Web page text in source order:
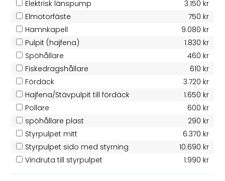
Elektrisk länspump
3.150 kr
Elmotorfäste
750 kr
Hamnkapell
9.080 kr
Pulpit (hajfena)
1.830 kr
Spöhållare
460 kr
Fiskedragshållare
610 kr
Fördäck
3.720 kr
Hajfena/Stävpulpit till fördäck
1.650 kr
Pollare
600 kr
spöhållare plast
290 kr
Styrpulpet mitt
6.370 kr
Styrpulpet sido med styrning
10.690 kr
Vindruta till styrpulpet
1.990 kr